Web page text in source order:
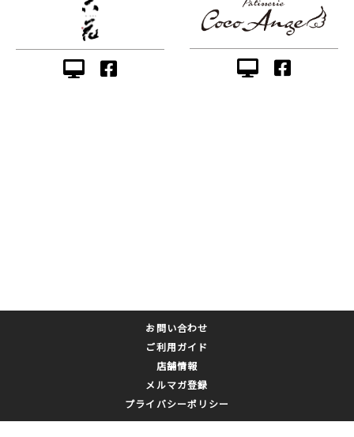
お問い合わせ
ご利用ガイド
店舗情報
メルマガ登録
プライバシーポリシー